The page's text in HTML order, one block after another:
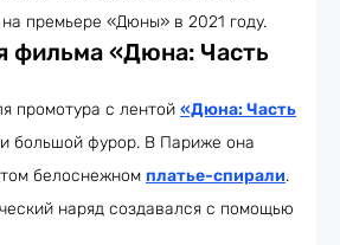
премьере «Дюны» в 2021 году.
фильма «Дюна: Часть
промотура с лентой «Дюна: Часть
большой фурор. В Париже она
белоснежном платье-спирали.
наряд создавался с помощью